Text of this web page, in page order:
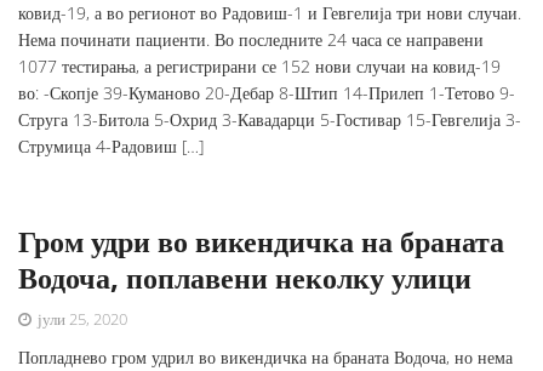
ковид-19, а во регионот во Радовиш-1 и Гевгелија три нови случаи.
Нема починати пациенти. Во последните 24 часа се направени
1077 тестирања, а регистрирани се 152 нови случаи на ковид-19
во: -Скопје 39-Куманово 20-Дебар 8-Штип 14-Прилеп 1-Тетово 9-
Струга 13-Битола 5-Охрид 3-Кавадарци 5-Гостивар 15-Гевгелија 3-
Струмица 4-Радовиш […]
Гром удри во викендичка на браната
Водоча, поплавени неколку улици
јули 25, 2020
Попладнево гром удрил во викендичка на браната Водоча, но нема